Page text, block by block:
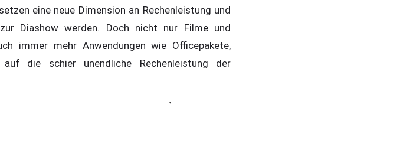
eine neue Dimension an Rechenleistung und
Diashow werden. Doch nicht nur Filme und
immer mehr Anwendungen wie Officepakete,
die schier unendliche Rechenleistung der